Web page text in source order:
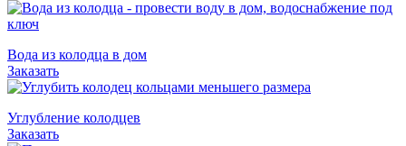
Вода из колодца в дом
Заказать
Углубление колодцев
Заказать